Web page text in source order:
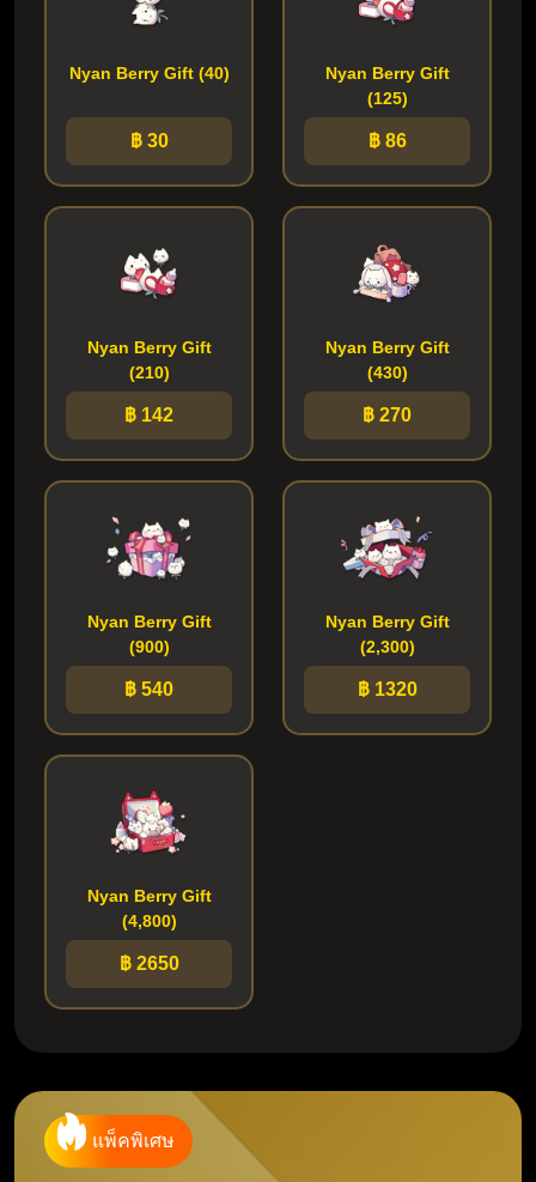
Nyan Berry Gift (40)
฿ 30
Nyan Berry Gift
(125)
฿ 86
Nyan Berry Gift
(210)
฿ 142
Nyan Berry Gift
(430)
฿ 270
Nyan Berry Gift
(900)
฿ 540
Nyan Berry Gift
(2,300)
฿ 1320
Nyan Berry Gift
(4,800)
฿ 2650
แพ็คพิเศษ